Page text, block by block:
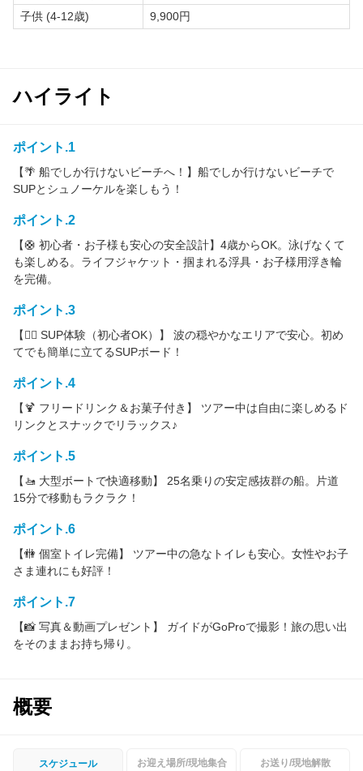
子供 (4-12歳)
9,900円
ハイライト
ポイント.1
【🌴 船でしか行けないビーチへ！】船でしか行けないビーチで
SUPとシュノーケルを楽しもう！
ポイント.2
【🛟 初心者・お子様も安心の安全設計】4歳からOK。泳げなくて
も楽しめる。ライフジャケット・掴まれる浮具・お子様用浮き輪
を完備。
ポイント.3
【🏄‍♀️ SUP体験（初心者OK）】 波の穏やかなエリアで安心。初め
てでも簡単に立てるSUPボード！
ポイント.4
【🍹 フリードリンク＆お菓子付き】 ツアー中は自由に楽しめるド
リンクとスナックでリラックス♪
ポイント.5
【🚤 大型ボートで快適移動】 25名乗りの安定感抜群の船。片道
15分で移動もラクラク！
ポイント.6
【🚻 個室トイレ完備】 ツアー中の急なトイレも安心。女性やお子
さま連れにも好評！
ポイント.7
【📸 写真＆動画プレゼント】 ガイドがGoProで撮影！旅の思い出
をそのままお持ち帰り。
概要
スケジュール お迎え場所/現地集合 お送り/現地解散